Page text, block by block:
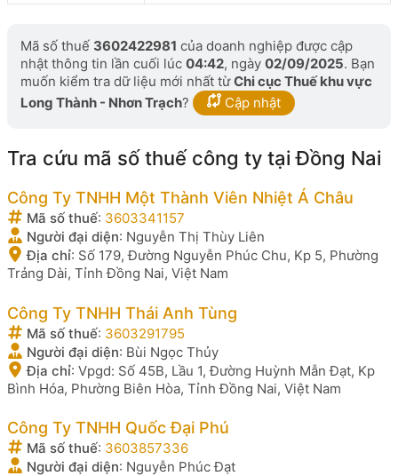
Mã số thuế 3602422981 của doanh nghiệp được cập
nhật thông tin lần cuối lúc 04:42, ngày 02/09/2025. Bạn
muốn kiểm tra dữ liệu mới nhất từChi cục Thuế khu vực
Long Thành - Nhơn Trạch? Cập nhật
Tra cứu mã số thuế công ty tại Đồng Nai
Công Ty TNHH Một Thành Viên Nhiệt Á Châu
Mã số thuế: 3603341157
Người đại diện: Nguyễn Thị Thùy Liên
Địa chỉ: Số 179, Đường Nguyễn Phúc Chu, Kp 5, Phường
Trảng Dài, Tỉnh Đồng Nai, Việt Nam
Công Ty TNHH Thái Anh Tùng
Mã số thuế: 3603291795
Người đại diện: Bùi Ngọc Thủy
Địa chỉ: Vpgd: Số 45B, Lầu 1, Đường Huỳnh Mẫn Đạt, Kp
Bình Hóa, Phường Biên Hòa, Tỉnh Đồng Nai, Việt Nam
Công Ty TNHH Quốc Đại Phú
Mã số thuế: 3603857336
Người đại diện: Nguyễn Phúc Đạt